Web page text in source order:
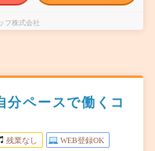
フ株式会社
分ペースで働くコ
残業なし WEB登録OK